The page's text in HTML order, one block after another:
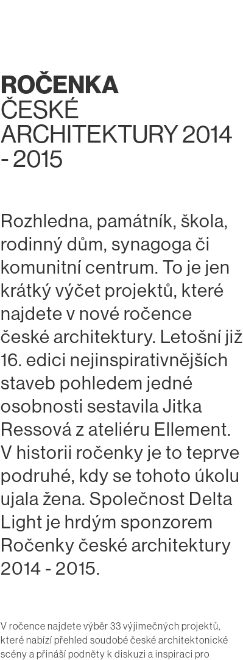
ROČENKA
ČESKÉ
ARCHITEKTURY 2014
- 2015
Rozhledna, památník, škola,
rodinný dům, synagoga či
komunitní centrum. To je jen
krátký výčet projektů, které
najdete v nové ročence
české architektury. Letošní již
16. edici nejinspirativnějších
staveb pohledem jedné
osobnosti sestavila Jitka
Ressová z ateliéru Ellement.
V historii ročenky je to teprve
podruhé, kdy se tohoto úkolu
ujala žena. Společnost Delta
Light je hrdým sponzorem
Ročenky české architektury
2014 - 2015.‍
V ročence najdete výběr 33 výjimečných projektů,
které nabízí přehled soudobé české architektonické
scény a přináší podněty k diskuzi a inspiraci pro